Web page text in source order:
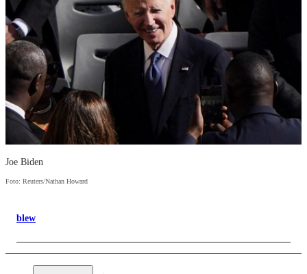
Joe Biden
Foto: Reuters/Nathan Howard
blew